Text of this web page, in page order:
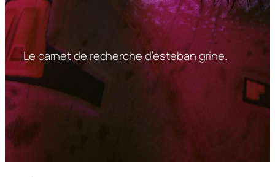
Le carnet de recherche d’esteban grine.